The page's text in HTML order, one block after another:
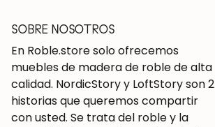
SOBRE NOSOTROS
En Roble.store solo ofrecemos
muebles de madera de roble de alta
calidad. NordicStory y LoftStory son 2
historias que queremos compartir
con usted. Se trata del roble y la